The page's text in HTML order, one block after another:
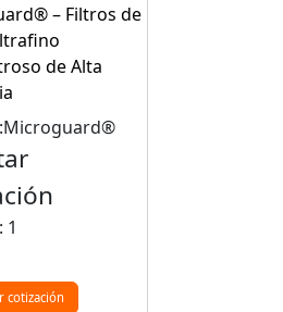
– Filtros de
de Alta
1
cotización